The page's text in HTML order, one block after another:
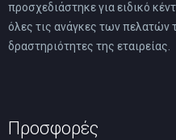
προσχεδιάστηκε για ειδικό
όλες τις ανάγκες των πελατών
δραστηριότητες της εταιρείας.
Προσφορές